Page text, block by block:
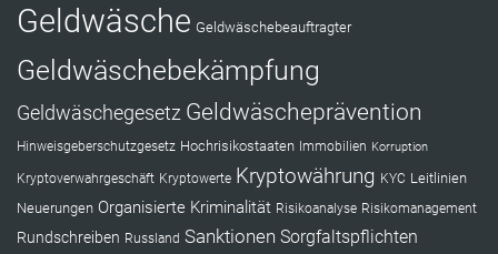
Geldwäsche Geldwäschebeauftragter
Geldwäschebekämpfung
Geldwäschegesetz Geldwäscheprävention
Hinweisgeberschutzgesetz Hochrisikostaaten Immobilien Korruption
Kryptoverwahrgeschäft Kryptowerte Kryptowährung KYC Leitlinien
Neuerungen Organisierte Kriminalität Risikoanalyse Risikomanagement
Rundschreiben Russland Sanktionen Sorgfaltspflichten